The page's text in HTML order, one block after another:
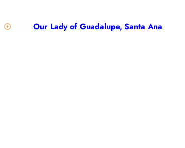
to
content
Our Lady of Guadalupe, Santa Ana